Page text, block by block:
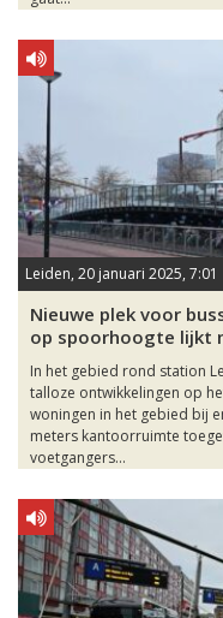
Leiden, 20 januari 2025, 7:01
Nieuwe plek voor
op spoorhoogte lijkt
In het gebied rond station
talloze ontwikkelingen op
woningen in het gebied bij
meters kantoorruimte
voetgangers...